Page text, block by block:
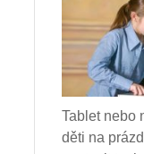
Tablet nebo
děti na